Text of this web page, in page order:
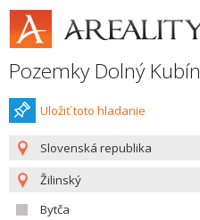
Pozemky Dolný Kubín
Uložiť toto hladanie
Slovenská republika
Žilinský
Bytča